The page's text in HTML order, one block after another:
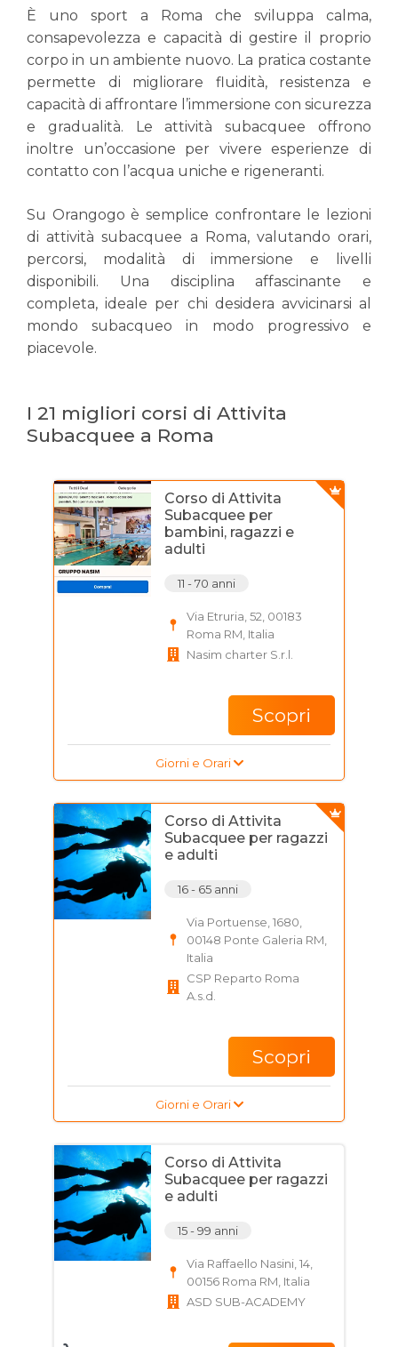
È uno sport a Roma che sviluppa calma,
consapevolezza e capacità di gestire il proprio
corpo in un ambiente nuovo. La pratica costante
permette di migliorare fluidità, resistenza e
capacità di affrontare l’immersione con sicurezza
e gradualità. Le attività subacquee offrono
inoltre un’occasione per vivere esperienze di
contatto con l’acqua uniche e rigeneranti.
Su Orangogo è semplice confrontare le lezioni
di attività subacquee a Roma, valutando orari,
percorsi, modalità di immersione e livelli
disponibili. Una disciplina affascinante e
completa, ideale per chi desidera avvicinarsi al
mondo subacqueo in modo progressivo e
piacevole.
I 21 migliori corsi di Attivita
Subacquee a Roma
Corso di Attivita
Subacquee per
bambini, ragazzi e
adulti
11 - 70 anni
Via Etruria, 52, 00183
Roma RM, Italia
Nasim charter S.r.l.
Scopri
Giorni e Orari
Corso di Attivita
Subacquee per ragazzi
e adulti
16 - 65 anni
Via Portuense, 1680,
00148 Ponte Galeria RM,
Italia
CSP Reparto Roma
A.s.d.
Scopri
Giorni e Orari
Corso di Attivita
Subacquee per ragazzi
e adulti
15 - 99 anni
Via Raffaello Nasini, 14,
00156 Roma RM, Italia
ASD SUB-ACADEMY